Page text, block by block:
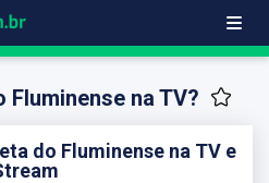
na TV?
do Fluminense na TV e